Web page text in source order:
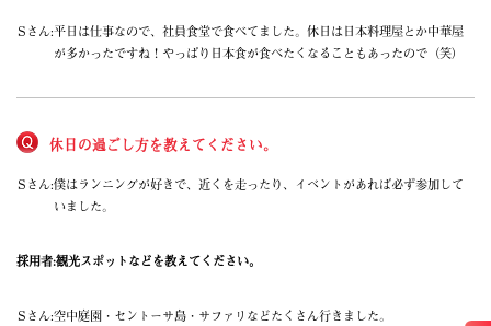
Sさん:平日は仕事なので、社員食堂で食べてました。休日は日本料理屋とか中華屋
が多かったですね！やっぱり日本食が食べたくなることもあったので（笑）
休日の過ごし方を教えてください。
Sさん:僕はランニングが好きで、近くを走ったり、イベントがあれば必ず参加して
いました。
採用者:観光スポットなどを教えてください。
Sさん:空中庭園・セントーサ島・サファリなどたくさん行きました。